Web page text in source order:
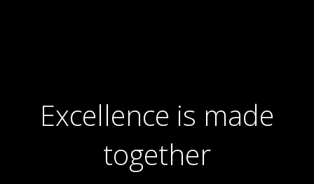
Excellence is made
together